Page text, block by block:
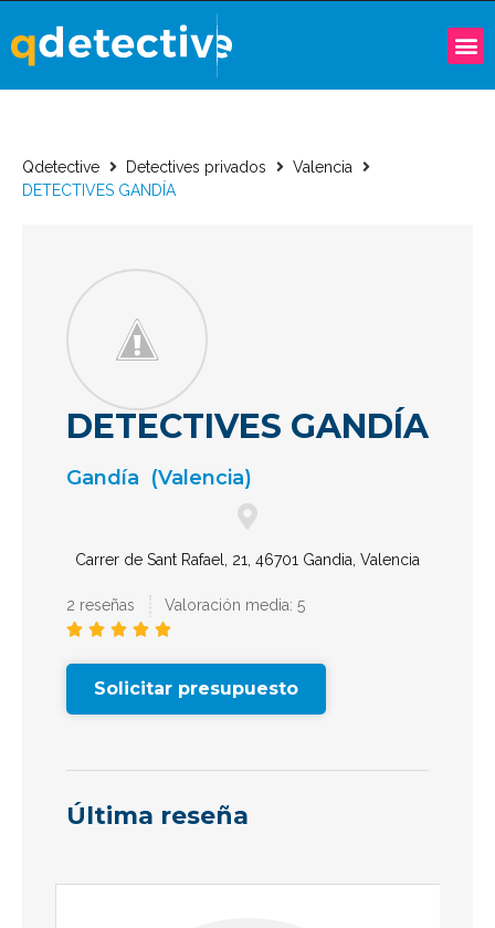
Qdetective Detectives privados
Valencia
DETECTIVES GANDÍA
DETECTIVES GANDÍA
Gandía (Valencia)
Carrer de Sant Rafael, 21, 46701 Gandia, Valencia
2 reseñas Valoración media: 5
    
Solicitar presupuesto
Última reseña